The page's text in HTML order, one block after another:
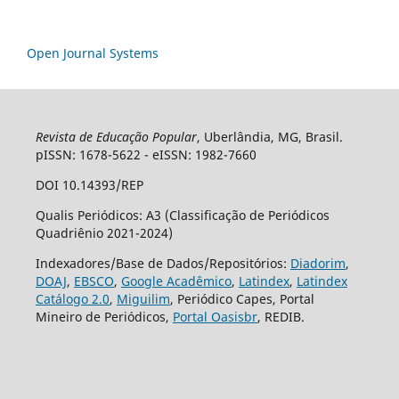
Open Journal Systems
Revista de Educação Popular, Uberlândia, MG, Brasil.
pISSN: 1678-5622 - eISSN: 1982-7660
DOI 10.14393/REP
Qualis Periódicos: A3 (Classificação de Periódicos
Quadriênio 2021-2024)
Indexadores/Base de Dados/Repositórios: Diadorim,
DOAJ, EBSCO, Google Acadêmico, Latindex, Latindex
Catálogo 2.0, Miguilim, Periódico Capes, Portal
Mineiro de Periódicos, Portal Oasisbr, REDIB.